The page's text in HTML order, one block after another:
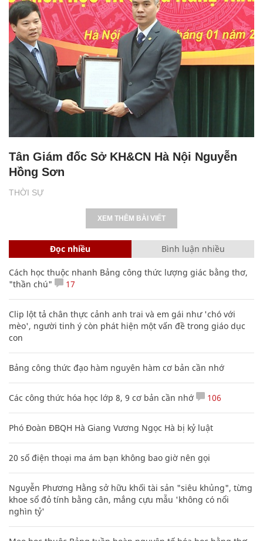
THỜI SỰ
Tân Giám đốc Sở KH&CN Hà Nội Nguyễn
Hồng Sơn
XEM THÊM BÀI VIẾT
Đọc nhiều Bình luận nhiều
Cách học thuộc nhanh Bảng công thức lượng giác bằng thơ,
"thần chú"
17
Clip lột tả chân thực cảnh anh trai và em gái như 'chó với
mèo', người tinh ý còn phát hiện một vấn đề trong giáo dục
con
Bảng công thức đạo hàm nguyên hàm cơ bản cần nhớ
Các công thức hóa học lớp 8, 9 cơ bản cần nhớ 106
Phó Đoàn ĐBQH Hà Giang Vương Ngọc Hà bị kỷ luật
20 số điện thoại ma ám bạn không bao giờ nên gọi
Nguyễn Phương Hằng sở hữu khối tài sản "siêu khủng", từng
khoe sổ đỏ tính bằng cân, mắng cựu mẫu 'không có nổi
nghìn tỷ'